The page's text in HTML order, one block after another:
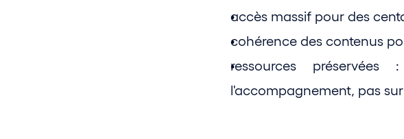
accès massif pour des
cohérence des contenus
ressources
l'accompagnement, pas